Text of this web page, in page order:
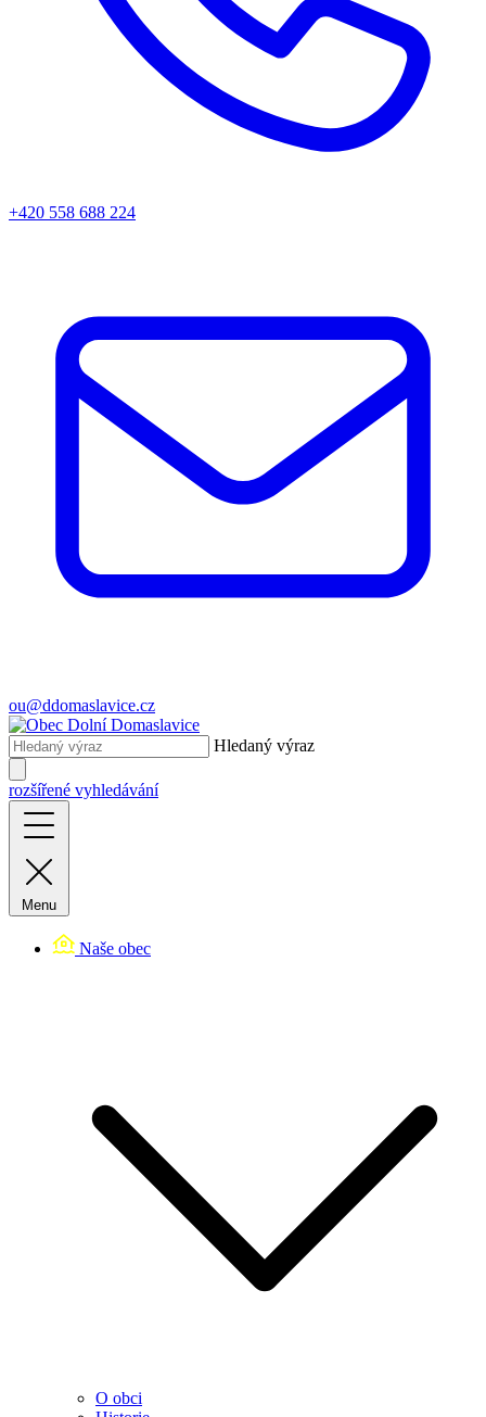
+420 558 688 224
ou@ddomaslavice.cz
Hledaný výraz
rozšířené vyhledávání
Menu
Naše obec
O obci